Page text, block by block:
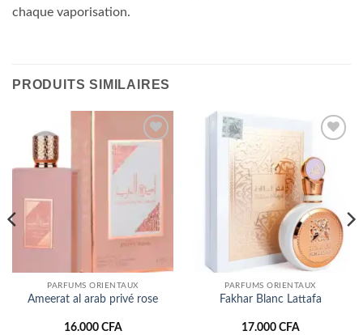
chaque vaporisation.
PRODUITS SIMILAIRES
Ajouter
d’envies
PARFUMS ORIENTAUX
Ameerat al arab privé rose
16.000 CFA
à la liste
d’envies
PARFUMS ORIENTAUX
Fakhar Blanc Lattafa
17.000 CFA